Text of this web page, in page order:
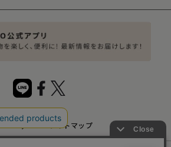
サイトマップ